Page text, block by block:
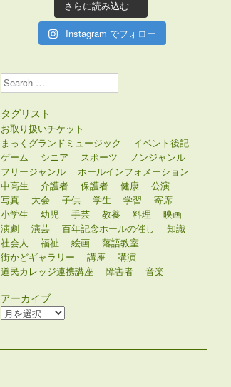
さらに読み込む...
Instagram でフォロー
Search
タグリスト
お取り扱いチケット
まっくグランドミュージック
イベント後記
ゲーム
シニア スポーツ
ノンジャンル
フリージャンル
ホールインフォメーション
中高生
介護者 保護者 健康
公演
写真
大会 子供 学生 学習
寄席
小学生
幼児 手芸 教養 料理
映画
演劇
演芸 百年記念ホールの催し
知識
社会人
福祉 絵画
落語教室
街かどギャラリー
講座
講演
道民カレッジ連携講座
障害者 音楽
アーカイブ
ア